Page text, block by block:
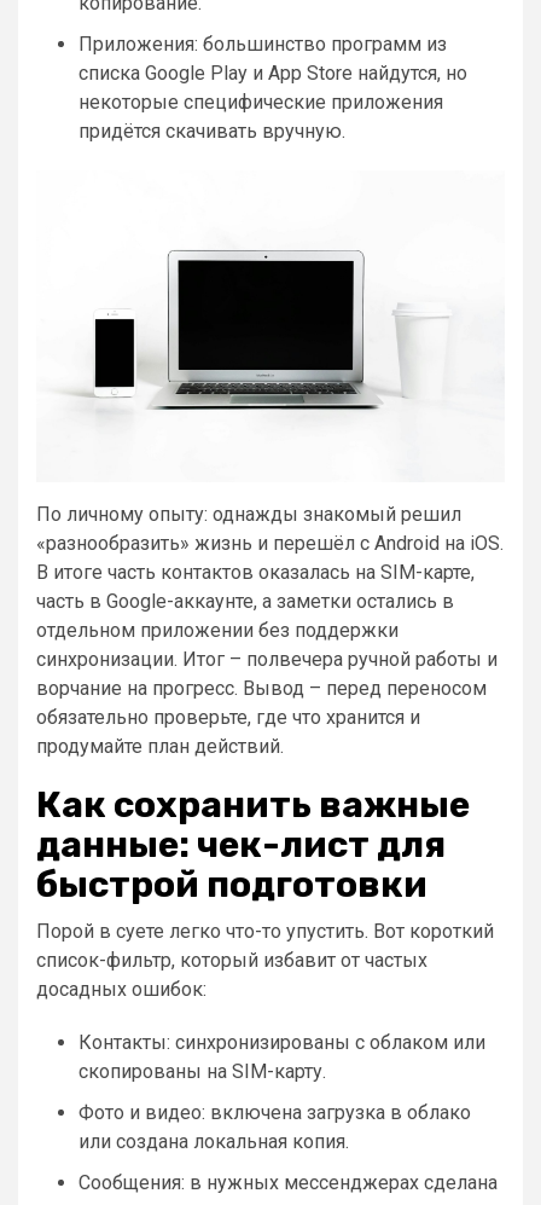
Приложения: большинство программ из
списка Google Play и App Store найдутся, но
некоторые специфические приложения
придётся скачивать вручную.
По личному опыту: однажды знакомый решил
«разнообразить» жизнь и перешёл с Android на iOS.
В итоге часть контактов оказалась на SIM-карте,
часть в Google-аккаунте, а заметки остались в
отдельном приложении без поддержки
синхронизации. Итог – полвечера ручной работы и
ворчание на прогресс. Вывод – перед переносом
обязательно проверьте, где что хранится и
продумайте план действий.
Как сохранить важные
данные: чек-лист для
быстрой подготовки
Порой в суете легко что-то упустить. Вот короткий
список-фильтр, который избавит от частых
досадных ошибок:
Контакты: синхронизированы с облаком или
скопированы на SIM-карту.
Фото и видео: включена загрузка в облако
или создана локальная копия.
Сообщения: в нужных мессенджерах сделана